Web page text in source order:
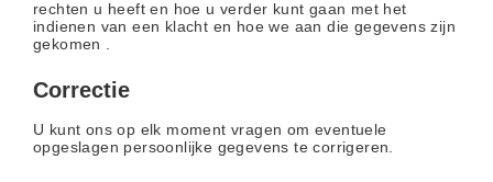
rechten u heeft en hoe u verder kunt gaan met het
indienen van een klacht en hoe we aan die gegevens zijn
gekomen .
Correctie
U kunt ons op elk moment vragen om eventuele
opgeslagen persoonlijke gegevens te corrigeren.